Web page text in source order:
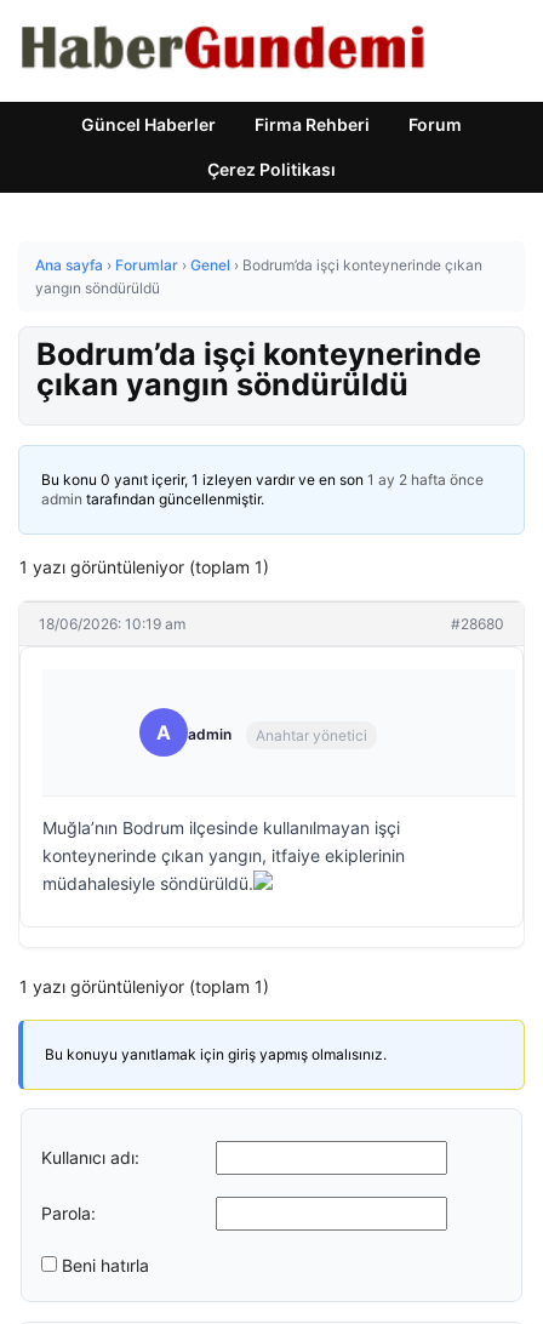
Güncel Haberler Firma Rehberi Forum
Çerez Politikası
Ana sayfa › Forumlar › Genel › Bodrum’da işçi konteynerinde çıkan
yangın söndürüldü
Bodrum’da işçi konteynerinde
çıkan yangın söndürüldü
Bu konu 0 yanıt içerir, 1 izleyen vardır ve en son 1 ay 2 hafta önce
admin tarafından güncellenmiştir.
1 yazı görüntüleniyor (toplam 1)
18/06/2026: 10:19 am #28680
A admin Anahtar yönetici
Muğla’nın Bodrum ilçesinde kullanılmayan işçi
konteynerinde çıkan yangın, itfaiye ekiplerinin
müdahalesiyle söndürüldü.
1 yazı görüntüleniyor (toplam 1)
Bu konuyu yanıtlamak için giriş yapmış olmalısınız.
Kullanıcı adı:
Parola:
Beni hatırla